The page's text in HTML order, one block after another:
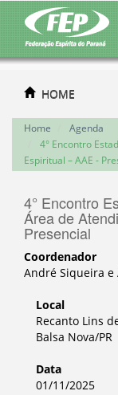
HOME
Home
Agenda
4° Encontro
Espiritual – AAE -
4° Encontro
Área de
Presencial
Coordenador
André Siqueira e
Local
Recanto Lins
Balsa Nova/PR
Data
01/11/2025